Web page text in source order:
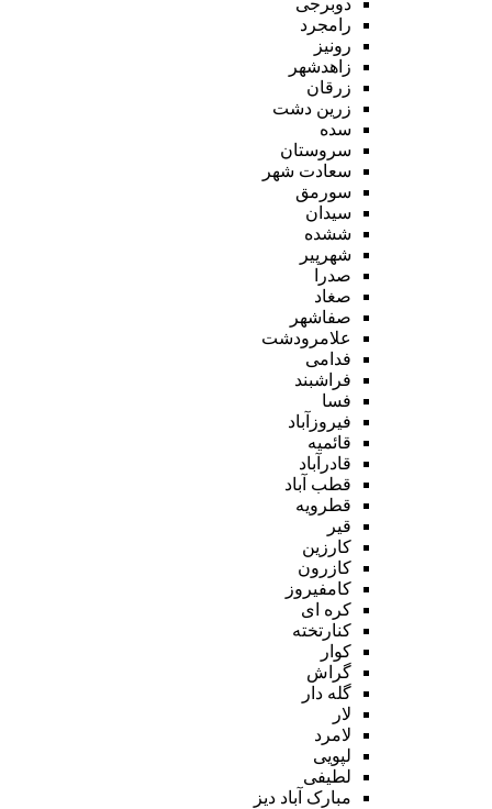
رامجرد
رونیز
زاهدشهر
زرقان
زرین دشت
سده
سروستان
سعادت شهر
سورمق
سیدان
ششده
شهرپیر
صدرا
صغاد
صفاشهر
علامرودشت
فدامی
فراشبند
فسا
فیروزآباد
قائمیه
قادرآباد
قطب آباد
قطرویه
قیر
کارزین
کازرون
کامفیروز
کره ای
کنارتخته
کوار
گراش
گله دار
لار
لامرد
لپویی
لطیفی
مبارک آباد دیز